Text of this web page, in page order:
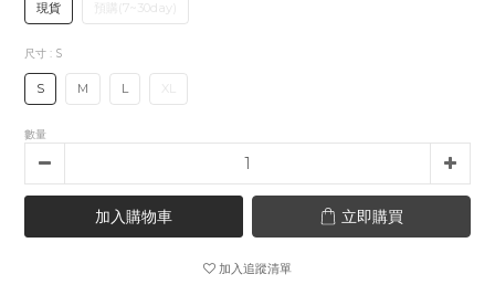
現貨 預購(7~30day)
尺寸 : S
S M L XL
數量
加入購物車 立即購買
加入追蹤清單